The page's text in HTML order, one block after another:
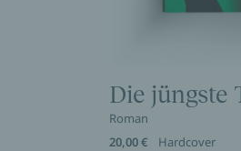
Die jüngste
Roman
20,00 €
Hardcover